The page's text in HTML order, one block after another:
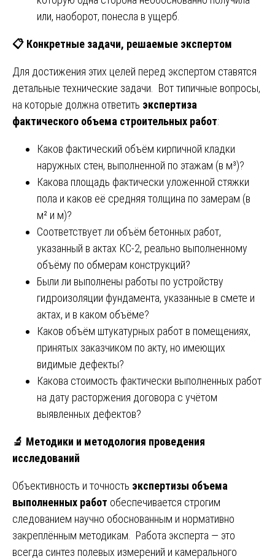
или, наоборот, понесла в ущерб.
📋 Конкретные задачи, решаемые экспертом
Для достижения этих целей перед экспертом ставятся
детальные технические задачи. Вот типичные вопросы,
на которые должна ответить экспертиза
фактического объема строительных работ:
Каков фактический объём кирпичной кладки
наружных стен, выполненной по этажам (в м³)?
Какова площадь фактически уложенной стяжки
пола и каков её средняя толщина по замерам (в
м² и м)?
Соответствует ли объём бетонных работ,
указанный в актах КС-2, реально выполненному
объёму по обмерам конструкций?
Были ли выполнены работы по устройству
гидроизоляции фундамента, указанные в смете и
актах, и в каком объёме?
Каков объём штукатурных работ в помещениях,
принятых заказчиком по акту, но имеющих
видимые дефекты?
Какова стоимость фактически выполненных работ
на дату расторжения договора с учётом
выявленных дефектов?
🔬 Методики и методология проведения
исследований
Объективность и точность экспертизы объема
выполненных работ обеспечивается строгим
следованием научно обоснованным и нормативно
закреплённым методикам. Работа эксперта — это
всегда синтез полевых измерений и камерального